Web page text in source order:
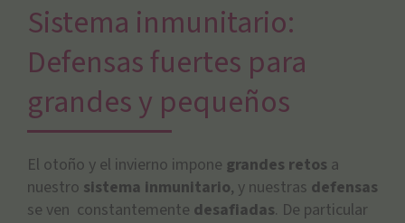
Sistema inmunitario:
Defensas fuertes para
grandes y pequeños
El otoño y el invierno impone grandes retos a
nuestro sistema inmunitario, y nuestras defensas
se ven constantemente desafiadas. De particular